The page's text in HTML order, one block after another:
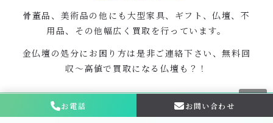
骨董品、美術品の他にも大型家具、ギフト、仏壇、不
用品、その他幅広く買取を行っています。
金仏壇の処分にお困り方は是非ご連絡下さい、無料回
収〜高値で買取になる仏壇も？！
遺品整理 生前整理の依頼もご相談下さい。
お問い合わせ・ 相談はこちら
お電話 お問い合わせ